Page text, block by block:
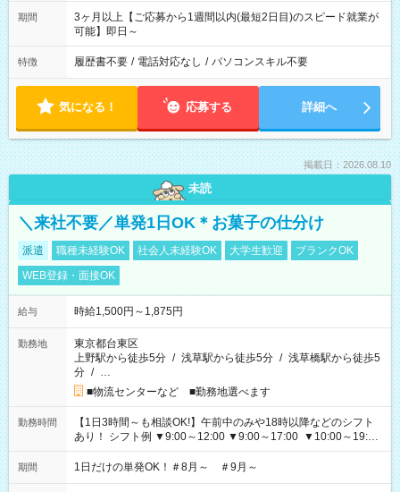
期間
3ヶ月以上【ご応募から1週間以内(最短2日目)のスピード就業が
可能】即日～
特徴 履歴書不要 / 電話対応なし / パソコンスキル不要
気になる！ 応募する 詳細へ
掲載日：2026.08.10
未読
＼来社不要／単発1日OK＊お菓子の仕分け
派遣 職種未経験OK 社会人未経験OK 大学生歓迎
ブランクOK
WEB登録・面接OK
給与 時給1,500円～1,875円
勤務地
東京都台東区
上野駅から徒歩5分 / 浅草駅から徒歩5分 / 浅草橋駅から徒歩5
分 / …
■物流センターなど ■勤務地選べます
勤務時間
【1日3時間～も相談OK!】午前中のみや18時以降などのシフト
あり！ シフト例 ▼9:00～12:00 ▼9:00～17:00 ▼10:00～19:00
▼18:00～21:00
期間 1日だけの単発OK！＃8月～ ＃9月～